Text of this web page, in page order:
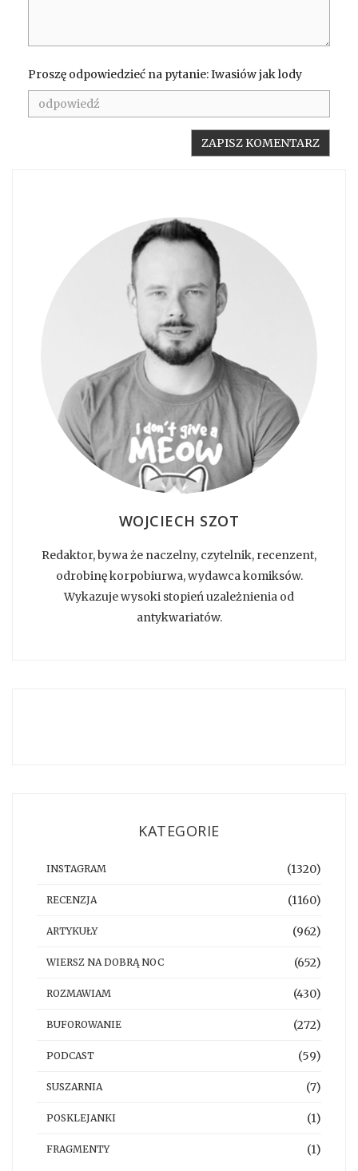
Proszę odpowiedzieć na pytanie: Iwasiów jak lody
WOJCIECH SZOT
Redaktor, bywa że naczelny, czytelnik, recenzent,
odrobinę korpobiurwa, wydawca komiksów.
Wykazuje wysoki stopień uzależnienia od
antykwariatów.
KATEGORIE
INSTAGRAM (1320)
RECENZJA (1160)
ARTYKUŁY (962)
WIERSZ NA DOBRĄ NOC (652)
ROZMAWIAM (430)
BUFOROWANIE (272)
PODCAST (59)
SUSZARNIA (7)
POSKLEJANKI (1)
FRAGMENTY (1)